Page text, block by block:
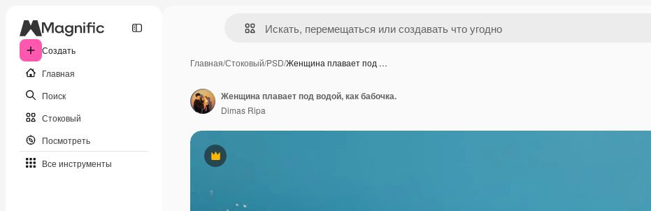
Создать
Главная
Поиск
Стоковый
Посмотреть
Все инструменты
Главная/Стоковый/PSD/Женщина плавает под …
Премиум
Женщина плавает под водой, как бабочка.
Dimas Ripa